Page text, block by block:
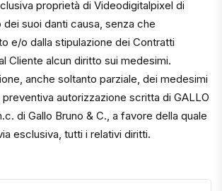
proprietà di Videodigitalpixel di
dei suoi danti causa, senza che
e/o dalla stipulazione dei Contratti
Cliente alcun diritto sui medesimi.
anche soltanto parziale, dei medesimi
autorizzazione scritta di GALLO
di Gallo Bruno & C., a favore della quale
esclusiva, tutti i relativi diritti.